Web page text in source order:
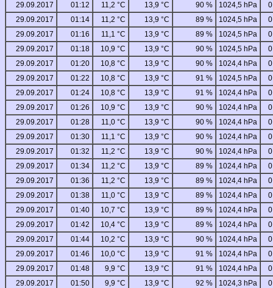
29.09.2017
01:12 11,2 °C 13,9 °C 90 % 1024,5 hPa
29.09.2017
01:14 11,2 °C 13,9 °C 89 % 1024,5 hPa
29.09.2017
01:16 11,1 °C 13,9 °C 89 % 1024,5 hPa
29.09.2017
01:18 10,9 °C 13,9 °C 90 % 1024,5 hPa
29.09.2017
01:20 10,8 °C 13,9 °C 90 % 1024,4 hPa
29.09.2017
01:22 10,8 °C 13,9 °C 91 % 1024,5 hPa
29.09.2017
01:24 10,8 °C 13,9 °C 91 % 1024,4 hPa
29.09.2017
01:26 10,9 °C 13,9 °C 90 % 1024,4 hPa
29.09.2017
01:28 11,0 °C 13,9 °C 90 % 1024,4 hPa
29.09.2017
01:30 11,1 °C 13,9 °C 90 % 1024,4 hPa
29.09.2017
01:32 11,2 °C 13,9 °C 90 % 1024,4 hPa
29.09.2017
01:34 11,2 °C 13,9 °C 89 % 1024,4 hPa
29.09.2017
01:36 11,2 °C 13,9 °C 89 % 1024,4 hPa
29.09.2017
01:38 11,0 °C 13,9 °C 89 % 1024,4 hPa
29.09.2017
01:40 10,7 °C 13,9 °C 89 % 1024,4 hPa
29.09.2017
01:42 10,4 °C 13,9 °C 89 % 1024,4 hPa
29.09.2017
01:44 10,2 °C 13,9 °C 90 % 1024,4 hPa
29.09.2017
01:46 10,0 °C 13,9 °C 91 % 1024,4 hPa
29.09.2017
01:48 9,9 °C 13,9 °C 91 % 1024,4 hPa
29.09.2017
01:50 9,9 °C 13,9 °C 92 % 1024,3 hPa